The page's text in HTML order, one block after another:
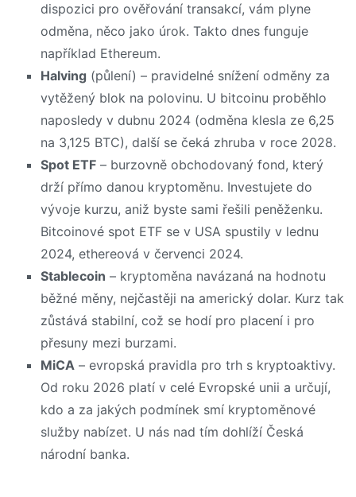
dispozici pro ověřování transakcí, vám plyne
odměna, něco jako úrok. Takto dnes funguje
například Ethereum.
Halving (půlení) – pravidelné snížení odměny za
vytěžený blok na polovinu. U bitcoinu proběhlo
naposledy v dubnu 2024 (odměna klesla ze 6,25
na 3,125 BTC), další se čeká zhruba v roce 2028.
Spot ETF – burzovně obchodovaný fond, který
drží přímo danou kryptoměnu. Investujete do
vývoje kurzu, aniž byste sami řešili peněženku.
Bitcoinové spot ETF se v USA spustily v lednu
2024, ethereová v červenci 2024.
Stablecoin – kryptoměna navázaná na hodnotu
běžné měny, nejčastěji na americký dolar. Kurz tak
zůstává stabilní, což se hodí pro placení i pro
přesuny mezi burzami.
MiCA – evropská pravidla pro trh s kryptoaktivy.
Od roku 2026 platí v celé Evropské unii a určují,
kdo a za jakých podmínek smí kryptoměnové
služby nabízet. U nás nad tím dohlíží Česká
národní banka.